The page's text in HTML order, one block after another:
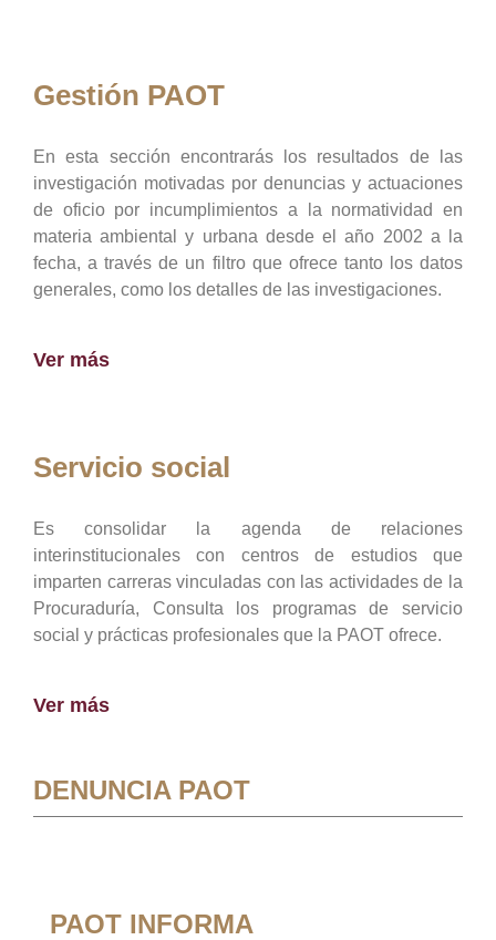
Gestión PAOT
En esta sección encontrarás los resultados de las
investigación motivadas por denuncias y actuaciones
de oficio por incumplimientos a la normatividad en
materia ambiental y urbana desde el año 2002 a la
fecha, a través de un filtro que ofrece tanto los datos
generales, como los detalles de las investigaciones.
Ver más
Servicio social
Es consolidar la agenda de relaciones
interinstitucionales con centros de estudios que
imparten carreras vinculadas con las actividades de la
Procuraduría, Consulta los programas de servicio
social y prácticas profesionales que la PAOT ofrece.
Ver más
DENUNCIA PAOT
PAOT INFORMA